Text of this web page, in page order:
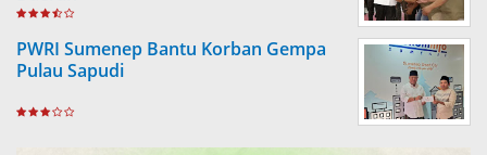
PWRI Sumenep Bantu Korban Gempa
Pulau Sapudi